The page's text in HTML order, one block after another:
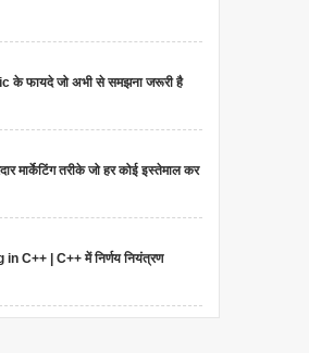
के फायदे जो अभी से समझना जरूरी है
मार्केटिंग तरीके जो हर कोई इस्तेमाल कर
C++ | C++ में निर्णय नियंत्रण